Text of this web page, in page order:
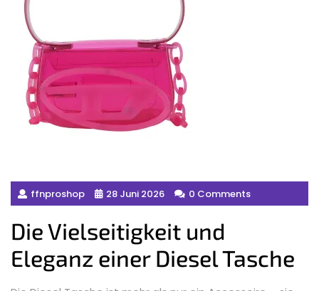
ffnproshop 28 Juni 2026 0 Comments
Die Vielseitigkeit und
Eleganz einer Diesel Tasche